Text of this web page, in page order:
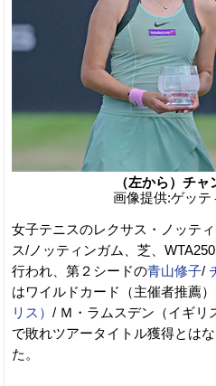
（左から）チ
画像提供:ゲッテ
女子テニスのレクサス・ノッテ
ス/ノッティンガム、芝、
行われ、第２シードの青山修子/
はワイルドカード（主催者推薦
リス） / Ｍ・ラムスデン（イギリ
で敗れツアータイトル獲得とは
た。